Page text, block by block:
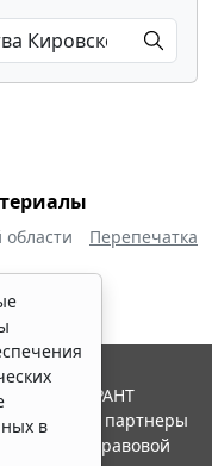
Перепечатка
в
ГАРАНТ
и ее партнеры
правовой